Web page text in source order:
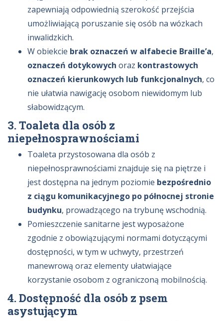
zapewniają odpowiednią szerokość przejścia
umożliwiającą poruszanie się osób na wózkach
inwalidzkich.
W obiekcie brak oznaczeń w alfabecie Braille’a,
oznaczeń dotykowych oraz kontrastowych
oznaczeń kierunkowych lub funkcjonalnych, co
nie ułatwia nawigację osobom niewidomym lub
słabowidzącym.
3. Toaleta dla osób z
niepełnosprawnościami
Toaleta przystosowana dla osób z
niepełnosprawnościami znajduje się na piętrze i
jest dostępna na jednym poziomie bezpośrednio
z ciągu komunikacyjnego po północnej stronie
budynku, prowadzącego na trybunę wschodnią.
Pomieszczenie sanitarne jest wyposażone
zgodnie z obowiązującymi normami dotyczącymi
dostępności, w tym w uchwyty, przestrzeń
manewrową oraz elementy ułatwiające
korzystanie osobom z ograniczoną mobilnością.
4. Dostępność dla osób z psem
asystującym